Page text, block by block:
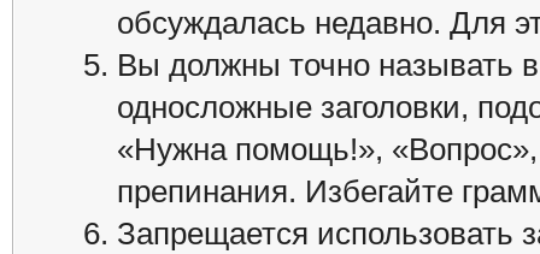
обсуждалась недавно. Для
Вы должны точно называть
односложные заголовки,
«Нужна помощь!»,
препинания. Избегайте
Запрещается использовать